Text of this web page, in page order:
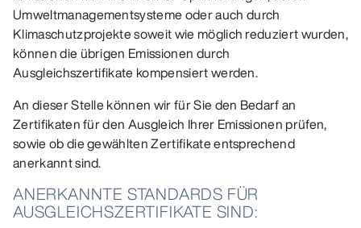
Umweltmanagementsysteme oder auch durch
Klimaschutzprojekte soweit wie möglich reduziert wurden,
können die übrigen Emissionen durch
Ausgleichszertifikate kompensiert werden.
An dieser Stelle können wir für Sie den Bedarf an
Zertifikaten für den Ausgleich Ihrer Emissionen prüfen,
sowie ob die gewählten Zertifikate entsprechend
anerkannt sind.
ANERKANNTE STANDARDS FÜR
AUSGLEICHSZERTIFIKATE SIND: